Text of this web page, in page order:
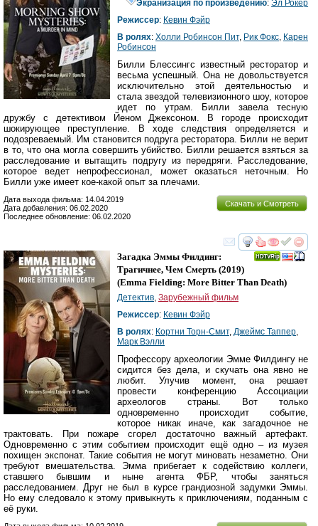
Экранизация по произведению:Эл Рокер
Режиссер: Кевин Фэйр
В ролях: Холли Робинсон Пит, Рик Фокс, Карен
Робинсон
Билли Блессингс известный ресторатор и
весьма успешный. Она не довольствуется
исключительно этой деятельностью и
стала звездой телевизионного шоу, которое
идет по утрам. Билли завела тесную
дружбу с детективом Йеном Джексоном. В городе происходит
шокирующее преступление. В ходе следствия определяется и
подозреваемый. Им становится подруга ресторатора. Билли не верит
в то, что она могла совершить убийство. Билли решается взяться за
расследование и вытащить подругу из передряги. Расследование,
которое ведет непрофессионал, может оказаться неточным. Но
Билли уже имеет кое-какой опыт за плечами.
Скачать и Смотреть
Дата выхода фильма: 14.04.2019
Дата добавления: 06.02.2020
Последнее обновление: 06.02.2020
смотреть
Загадка Эммы Филдинг:
Трагичнее, Чем Смерть (2019)
(Emma Fielding: More Bitter Than Death)
Детектив, Зарубежный фильм
Режиссер: Кевин Фэйр
В ролях: Кортни Торн-Смит, Джеймс Таппер,
Марк Вэлли
Профессору археологии Эмме Филдингу не
сидится без дела, и скучать она явно не
любит. Улучив момент, она решает
провести конференцию Ассоциации
археологов страны. Вот только
одновременно происходит событие,
которое никак иначе, как загадочное не
трактовать. При пожаре сгорел достаточно важный артефакт.
Одновременно с этим событием происходит ещё одно – из музея
похищен экспонат. Такие события не могут миновать незаметно. Они
требуют вмешательства. Эмма прибегает к содействию коллеги,
ставшего бывшим и ныне агента ФБР, чтобы заняться
расследованием. Друг не был в курсе грандиозной задумки Эммы.
Но ему следовало к этому привыкнуть к приключениям, поданным с
её руки.